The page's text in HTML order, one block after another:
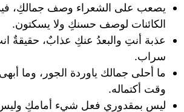
يصعب على الشعراء وصف جمالكِ،
الكائنات لوصف حسنكِ ولا يسكتون.
عذبة أنتِ والبعدُ عنكِ عذابٌ، حقيقةٌ
سراب.
ما أحلى جمالك ياوردة الجور، وما
وقت أكتماله.
ليس بمقدوري فعل شيء أمامكِ وليس